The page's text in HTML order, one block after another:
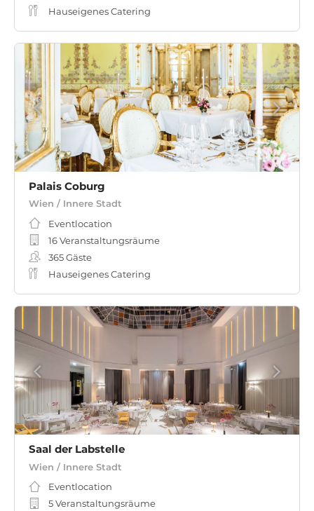
Hauseigenes Catering
Palais Coburg
Wien / Innere Stadt
Eventlocation
16 Veranstaltungsräume
365Gäste
Hauseigenes Catering
Saal der Labstelle
Wien / Innere Stadt
Eventlocation
5 Veranstaltungsräume